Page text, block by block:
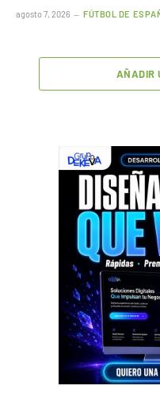
agosto 7, 2026 FÚTBOL DE
AÑADIR